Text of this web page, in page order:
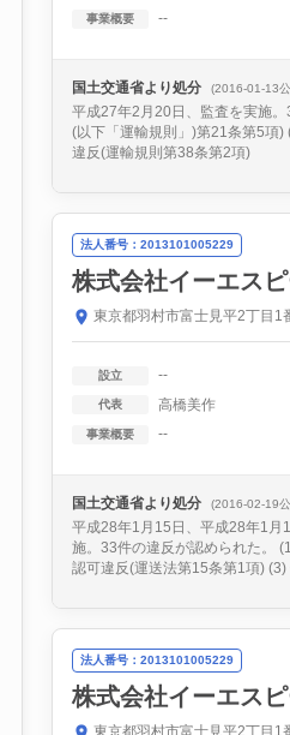
事業概要 --
国土交通省より処分 (2016-01-13
平成27年2月20日、監査を実施
(以下「運輸規則」)第21条第5項
違反(運輸規則第38条第2項)
法人番号：2013101005229
株式会社イーエス
東京都羽村市富士見平2丁目1
設立 --
代表 高橋美作
事業概要 --
国土交通省より処分 (2016-02-19
平成28年1月15日、平成28年1月
施。33件の違反が認められた。
認可違反(運送法第15条第1項)
法人番号：2013101005229
株式会社イーエス
東京都羽村市富士見平2丁目1